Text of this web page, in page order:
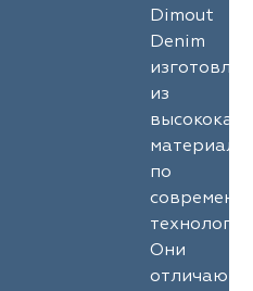
Dimout
Denim
из
по
Они